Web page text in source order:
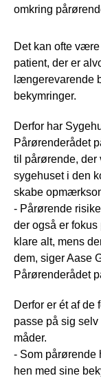
omkring
Det kan ofte
patient, der er
længerevarende
bekymringer.
Derfor har
Pårørenderådet
til pårørende, der
sygehuset i den
skabe
- Pårørende
der også er
klare alt, mens
dem, siger Aase
Pårørenderådet
Derfor er ét af de
passe på sig
måder.
- Som pårørende
hen med sine